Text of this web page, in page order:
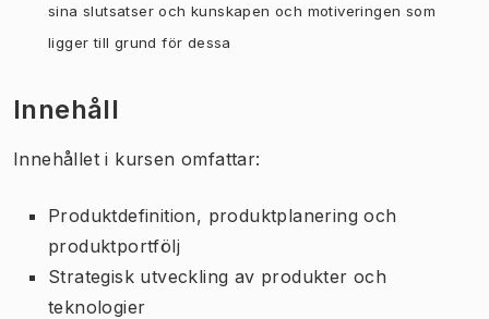
sina slutsatser och kunskapen och motiveringen som
ligger till grund för dessa
Innehåll
Innehållet i kursen omfattar:
Produktdefinition, produktplanering och
produktportfölj
Strategisk utveckling av produkter och
teknologier